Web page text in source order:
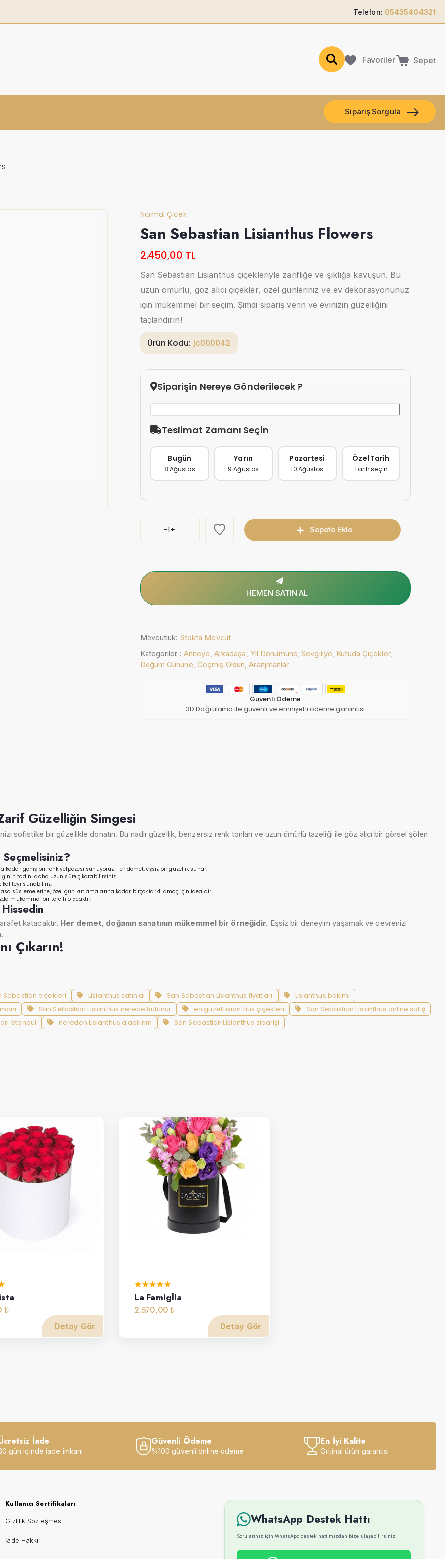
Telefon: 05435404321
Favoriler Sepet
Sipariş Sorgula
Normal Çicek
San Sebastian Lisianthus Flowers
2.450,00 TL
San Sebastian Lisianthus çiçekleriyle zarifliğe ve şıklığa kavuşun. Bu
uzun ömürlü, göz alıcı çiçekler, özel günleriniz ve ev dekorasyonunuz
için mükemmel bir seçim. Şimdi sipariş verin ve evinizin güzelliğini
taçlandırın!
Ürün Kodu: jc000042
Siparişin Nereye Gönderilecek ?
Teslimat Zamanı Seçin
Bugün
8 Ağustos
Yarın
9 Ağustos
Pazartesi
10 Ağustos
Özel Tarih
Tarih seçin
-1+ Sepete Ekle
HEMEN SATIN AL
Mevcutluk: Stokta Mevcut
Kategoriler : Anneye, Arkadaşa, Yıl Dönümüne,Sevgiliye, Kutuda Çiçekler,
Doğum Gününe, Geçmiş Olsun,Aranjmanlar
Güvenli Ödeme
3D Doğrulama ile güvenli ve emniyetli ödeme garantisi
Güzelliğin Simgesi
sofistike bir güzellikle donatın. Bu nadir güzellik, benzersiz renk tonları ve uzun ömürlü tazeliği ile göz alıcı bir görsel şölen
kadar geniş bir renk yelpazesi sunuyoruz. Her demet, eşsiz bir güzellik sunar.
tadını daha uzun süre çıkarabilirsiniz.
kaliteyi sunabiliriz.
süslemelerine, özel gün kutlamalarına kadar birçok farklı amaç için idealdir.
mükemmel bir tercih olacaktır.
katacaktır. Her demet, doğanın sanatının mükemmel bir örneğidir. Eşsiz bir deneyim yaşamak ve çevrenizi
Çıkarın!
Sebastian çiçekleri Lisianthus satın al San Sebastian Lisianthus fiyatları
Lisianthus bakımı
San Sebastian Lisianthus nerede bulunur en güzel Lisianthus çiçekleri
San Sebastian Lisianthus online satış
İstanbul nereden Lisianthus alabilirim San Sebastian Lisianthus siparişi
₺
Detay Gör
La Famiglia
2.570,00 ₺
Detay Gör
İade
gün içinde iade imkanı
Güvenli Ödeme
%100 güvenli online ödeme
En İyi Kalite
Orijinal ürün garantisi
Kullanıcı Sertifikaları
Gizlilik Sözleşmesi
İade Hakkı
WhatsApp Destek Hattı
Sorularınız için WhatsApp destek hattımızdan bize ulaşabilirsiniz.